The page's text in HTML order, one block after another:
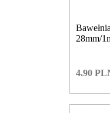
28mm/
4.90